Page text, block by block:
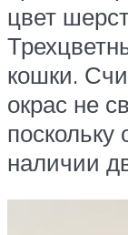
цвет
кошки.
окрас не
поскольку
наличии